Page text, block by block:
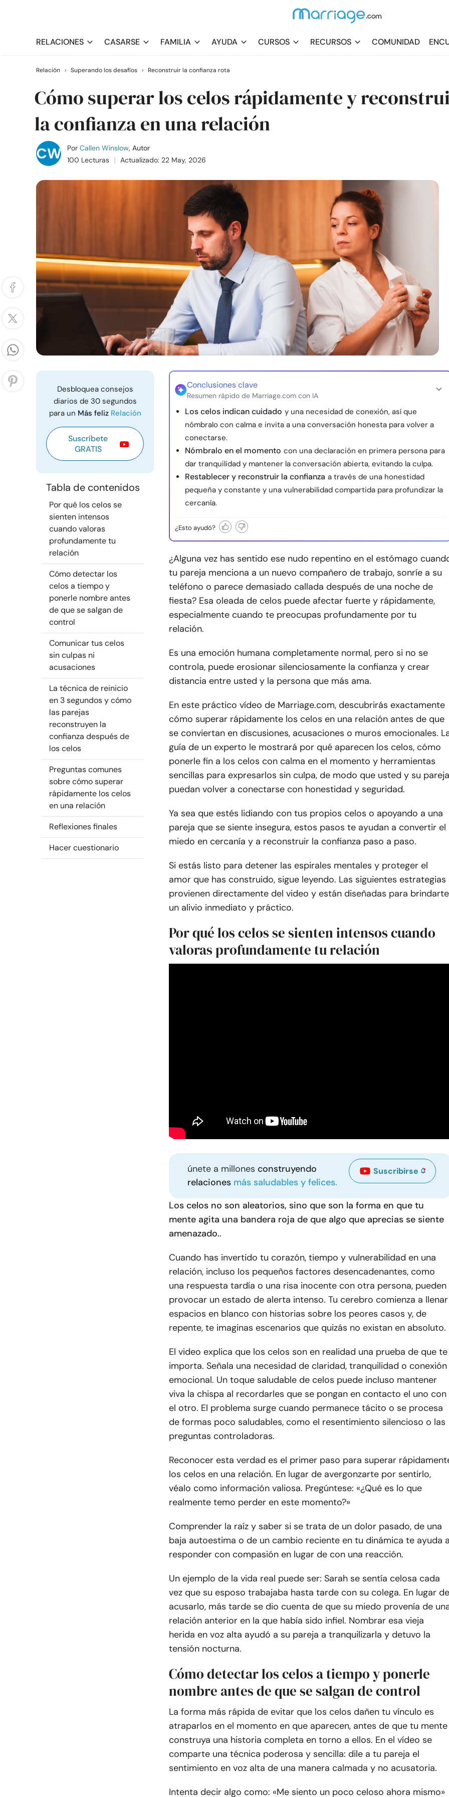
RELACIONES CASARSE FAMILIA AYUDA CURSOS RECURSOS COMUNIDAD
Relación › Superando los desafíos › Reconstruir la confianza rota
Cómo superar los celos rápidamente y
la confianza en una relación
Por Callen Winslow, Autor
100 Lecturas
Actualizado: 22 May, 2026
Desbloquea consejos
diarios de 30 segundos
para un Más feliz Relación
Suscríbete
GRATIS
Tabla de contenidos
Por qué los celos se
sienten intensos
cuando valoras
profundamente tu
relación
Cómo detectar los
celos a tiempo y
ponerle nombre antes
de que se salgan de
control
Comunicar tus celos
sin culpas ni
acusaciones
La técnica de reinicio
en 3 segundos y cómo
las parejas
reconstruyen la
confianza después de
los celos
Preguntas comunes
sobre cómo superar
rápidamente los celos
en una relación
Reflexiones finales
Hacer cuestionario
Conclusiones clave
Resumen rápido de Marriage.com con IA
Los celos indican cuidado y una necesidad de conexión, así que
nómbralo con calma e invita a una conversación honesta para volver a
conectarse.
Nómbralo en el momento con una declaración en primera persona para
dar tranquilidad y mantener la conversación abierta, evitando la culpa.
Restablecer y reconstruir la confianza a través de una honestidad
pequeña y constante y una vulnerabilidad compartida para profundizar la
cercanía.
¿Esto ayudó?
¿Alguna vez has sentido ese nudo repentino en el estómago
tu pareja menciona a un nuevo compañero de trabajo, sonríe a su
teléfono o parece demasiado callada después de una noche de
fiesta? Esa oleada de celos puede afectar fuerte y rápidamente,
especialmente cuando te preocupas profundamente por tu
relación.
Es una emoción humana completamente normal, pero si no se
controla, puede erosionar silenciosamente la confianza y crear
distancia entre usted y la persona que más ama.
En este práctico vídeo de Marriage.com, descubrirás exactamente
cómo superar rápidamente los celos en una relación antes de que
se conviertan en discusiones, acusaciones o muros emocionales.
guía de un experto le mostrará por qué aparecen los celos, cómo
ponerle fin a los celos con calma en el momento y herramientas
sencillas para expresarlos sin culpa, de modo que usted y su pareja
puedan volver a conectarse con honestidad y seguridad.
Ya sea que estés lidiando con tus propios celos o apoyando a una
pareja que se siente insegura, estos pasos te ayudan a convertir el
miedo en cercanía y a reconstruir la confianza paso a paso.
Si estás listo para detener las espirales mentales y proteger el
amor que has construido, sigue leyendo. Las siguientes estrategias
provienen directamente del video y están diseñadas para brindarte
un alivio inmediato y práctico.
Por qué los celos se sienten intensos cuando
valoras profundamente tu relación
únete a millones construyendo
relaciones más saludables y felices.
Suscribirse
Los celos no son aleatorios, sino que son la forma en que tu
mente agita una bandera roja de que algo que aprecias se siente
amenazado..
Cuando has invertido tu corazón, tiempo y vulnerabilidad en una
relación, incluso los pequeños factores desencadenantes, como
una respuesta tardía o una risa inocente con otra persona, pueden
provocar un estado de alerta intenso. Tu cerebro comienza a llenar
espacios en blanco con historias sobre los peores casos y, de
repente, te imaginas escenarios que quizás no existan en absoluto.
El video explica que los celos son en realidad una prueba de que te
importa. Señala una necesidad de claridad, tranquilidad o conexión
emocional. Un toque saludable de celos puede incluso mantener
viva la chispa al recordarles que se pongan en contacto el uno con
el otro. El problema surge cuando permanece tácito o se procesa
de formas poco saludables, como el resentimiento silencioso o las
preguntas controladoras.
Reconocer esta verdad es el primer paso para superar
los celos en una relación. En lugar de avergonzarte por sentirlo,
véalo como información valiosa. Pregúntese: «¿Qué es lo que
realmente temo perder en este momento?»
Comprender la raíz y saber si se trata de un dolor pasado, de una
baja autoestima o de un cambio reciente en tu dinámica te ayuda
responder con compasión en lugar de con una reacción.
Un ejemplo de la vida real puede ser: Sarah se sentía celosa cada
vez que su esposo trabajaba hasta tarde con su colega. En lugar de
acusarlo, más tarde se dio cuenta de que su miedo provenía de
relación anterior en la que había sido infiel. Nombrar esa vieja
herida en voz alta ayudó a su pareja a tranquilizarla y detuvo la
tensión nocturna.
Cómo detectar los celos a tiempo y ponerle
nombre antes de que se salgan de control
La forma más rápida de evitar que los celos dañen tu vínculo es
atraparlos en el momento en que aparecen, antes de que tu mente
construya una historia completa en torno a ellos. En el vídeo se
comparte una técnica poderosa y sencilla: dile a tu pareja el
sentimiento en voz alta de una manera calmada y no acusatoria.
Intenta decir algo como: «Me siento un poco celoso ahora mismo»